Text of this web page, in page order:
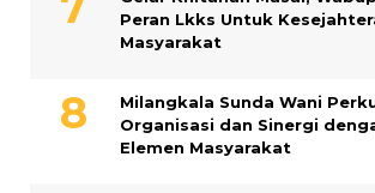
Peran Lkks Untuk
Masyarakat
Milangkala Sunda Wani
Organisasi dan Sinergi
Elemen Masyarakat